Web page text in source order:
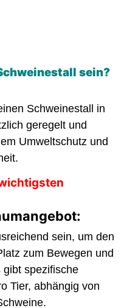
sein?
Schweinestall in
geregelt und
Umweltschutz und
sein, um den
zum Bewegen und
spezifische
Tier, abhängig von